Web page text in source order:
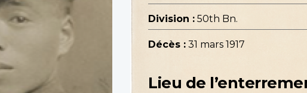
Division : 50th Bn.
Décès : 31 mars 1917
Lieu de